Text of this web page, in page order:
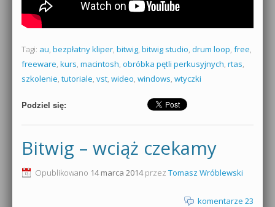
Tagi: au, bezpłatny kliper, bitwig, bitwig studio, drum loop, free,
freeware, kurs, macintosh, obróbka pętli perkusyjnych, rtas,
szkolenie, tutoriale, vst, wideo, windows, wtyczki
Podziel się:
Bitwig – wciąż czekamy
Opublikowano 14 marca 2014przez Tomasz Wróblewski
komentarze 23